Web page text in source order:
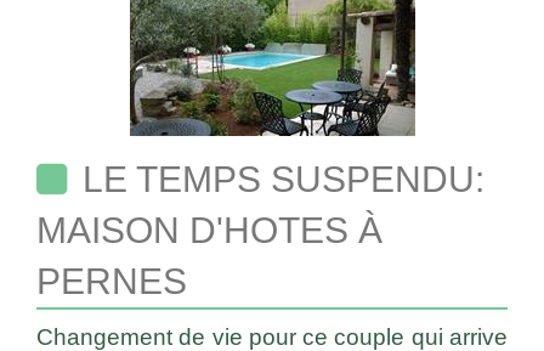
LE TEMPS SUSPENDU:
MAISON D'HOTES À
PERNES
Changement de vie pour ce couple qui arrive